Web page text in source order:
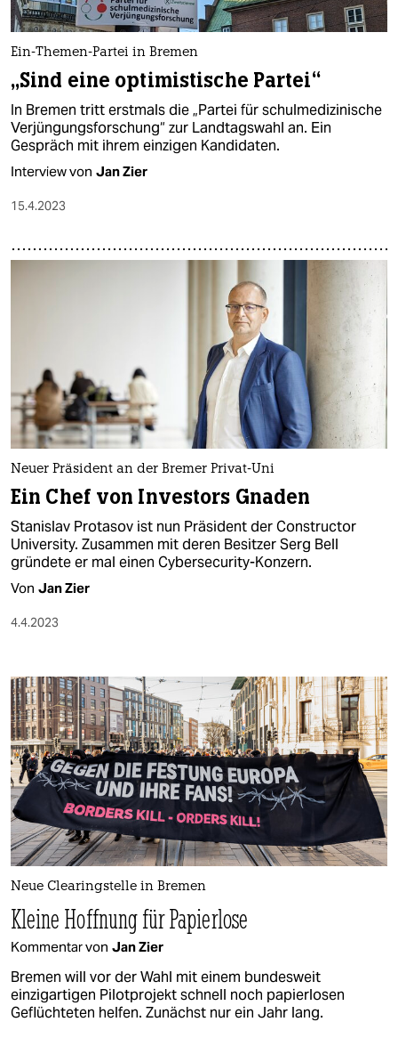
Ein-Themen-Partei in Bremen
„Sind eine optimistische Partei“
In Bremen tritt erstmals die „Partei für schulmedizinische
Verjüngungsforschung“ zur Landtagswahl an. Ein
Gespräch mit ihrem einzigen Kandidaten.
Interview von Jan Zier
15.4.2023
Neuer Präsident an der Bremer Privat-Uni
Ein Chef von Investors Gnaden
Stanislav Protasov ist nun Präsident der Constructor
University. Zusammen mit deren Besitzer Serg Bell
gründete er mal einen Cybersecurity-Konzern.
Von Jan Zier
4.4.2023
Neue Clearingstelle in Bremen
Kleine Hoffnung für Papierlose
Kommentar von Jan Zier
Bremen will vor der Wahl mit einem bundesweit
einzigartigen Pilotprojekt schnell noch papierlosen
Geflüchteten helfen. Zunächst nur ein Jahr lang.